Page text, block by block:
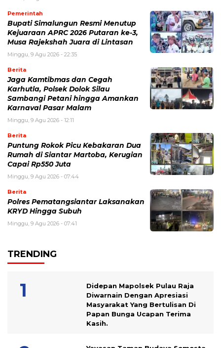
Pemerintah
Bupati Simalungun Resmi Menutup
Kejuaraan APRC 2026 Putaran ke-3,
Musa Rajekshah Juara di Lintasan
Minggu, 9 Agu 2026 - 22:35
Berita
Jaga Kamtibmas dan Cegah
Karhutla, Polsek Dolok Silau
Sambangi Petani hingga Amankan
Karnaval Pasar Malam
Minggu, 9 Agu 2026 - 12:11
Berita
Puntung Rokok Picu Kebakaran Dua
Rumah di Siantar Martoba, Kerugian
Capai Rp550 Juta
Minggu, 9 Agu 2026 - 07:44
Berita
Polres Pematangsiantar Laksanakan
KRYD Hingga Subuh
Minggu, 9 Agu 2026 - 07:41
TRENDING
Didepan Mapolsek Pulau Raja
Diwarnain Dengan Apresiasi
Masyarakat Yang Bertulisan Di
Papan Bunga Ucapan Terima
Kasih.